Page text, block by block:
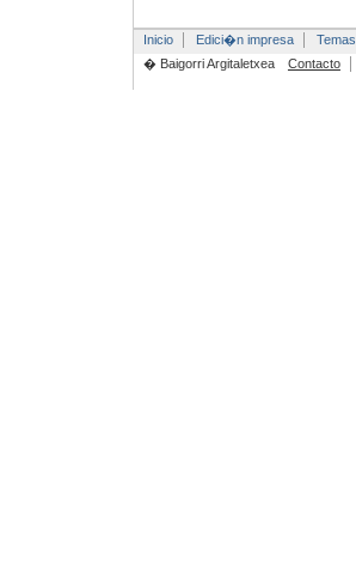
Inicio Edici�n impresa Temas
� Baigorri Argitaletxea
Contacto